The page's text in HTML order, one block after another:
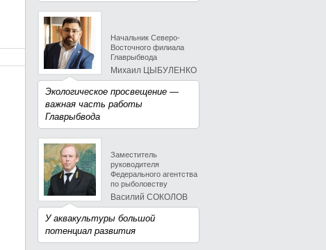
Начальник Северо-
Восточного филиала
Главрыбвода
Михаил ЦЫБУЛЕНКО
Экологическое просвещение —
важная часть работы
Главрыбвода
Заместитель
руководителя
Федерального агентства
по рыболовству
Василий СОКОЛОВ
У аквакультуры большой
потенциал развития